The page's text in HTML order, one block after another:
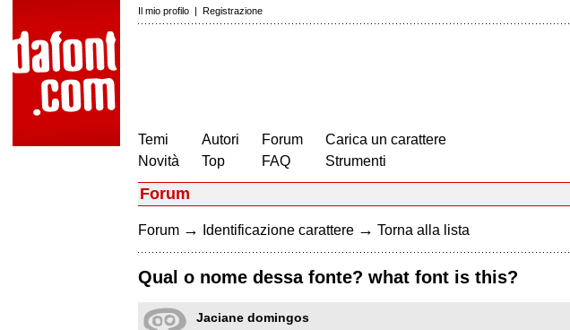
Il mio profilo | Registrazione
Temi
Novità
Autori
Top
Forum
FAQ
Carica un carattere
Strumenti
Forum
Forum → Identificazione carattere → Torna alla lista
Qual o nome dessa fonte? what font is this?
Jaciane domingos